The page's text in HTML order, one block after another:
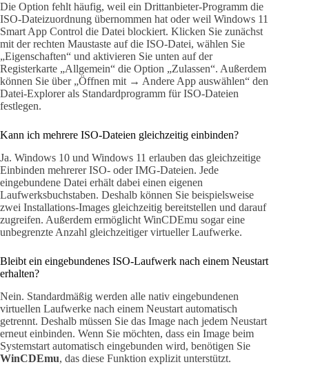
Die Option fehlt häufig, weil ein Drittanbieter-Programm die
ISO-Dateizuordnung übernommen hat oder weil Windows 11
Smart App Control die Datei blockiert. Klicken Sie zunächst
mit der rechten Maustaste auf die ISO-Datei, wählen Sie
„Eigenschaften“ und aktivieren Sie unten auf der
Registerkarte „Allgemein“ die Option „Zulassen“. Außerdem
können Sie über „Öffnen mit → Andere App auswählen“ den
Datei-Explorer als Standardprogramm für ISO-Dateien
festlegen.
Kann ich mehrere ISO-Dateien gleichzeitig einbinden?
Ja. Windows 10 und Windows 11 erlauben das gleichzeitige
Einbinden mehrerer ISO- oder IMG-Dateien. Jede
eingebundene Datei erhält dabei einen eigenen
Laufwerksbuchstaben. Deshalb können Sie beispielsweise
zwei Installations-Images gleichzeitig bereitstellen und darauf
zugreifen. Außerdem ermöglicht WinCDEmu sogar eine
unbegrenzte Anzahl gleichzeitiger virtueller Laufwerke.
Bleibt ein eingebundenes ISO-Laufwerk nach einem Neustart
erhalten?
Nein. Standardmäßig werden alle nativ eingebundenen
virtuellen Laufwerke nach einem Neustart automatisch
getrennt. Deshalb müssen Sie das Image nach jedem Neustart
erneut einbinden. Wenn Sie möchten, dass ein Image beim
Systemstart automatisch eingebunden wird, benötigen Sie
WinCDEmu, das diese Funktion explizit unterstützt.